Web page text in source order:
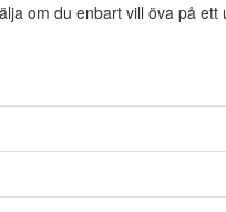
om du enbart vill öva på